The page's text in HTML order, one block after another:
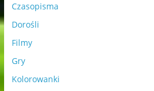
Czasopisma
Dorośli
Filmy
Gry
Kolorowanki